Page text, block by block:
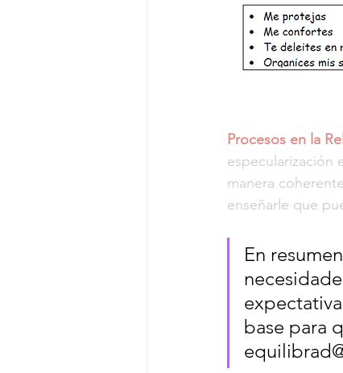
Procesos en la
especularización
manera
enseñarle que
En
base para